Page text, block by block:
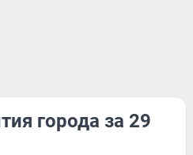
города за 29